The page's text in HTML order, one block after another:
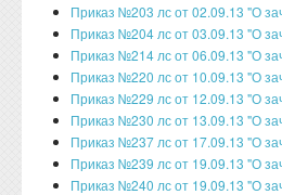
Приказ №203 лс от 02.09.13 "О
Приказ №204 лс от 03.09.13 "О
Приказ №214 лс от 06.09.13 "О
Приказ №220 лс от 10.09.13 "О
Приказ №229 лс от 12.09.13 "О
Приказ №230 лс от 13.09.13 "О
Приказ №237 лс от 17.09.13 "О
Приказ №239 лс от 19.09.13 "О
Приказ №240 лс от 19.09.13 "О